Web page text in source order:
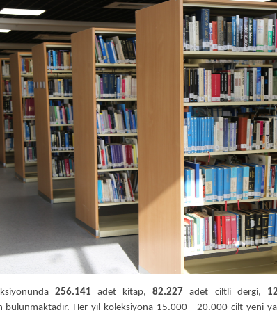
256.141 adet kitap,82.227 adet ciltli dergi,
bulunmaktadır. Her yıl koleksiyona 15.000 - 20.000 cilt yeni